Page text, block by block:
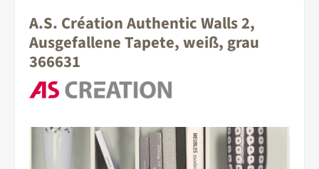
A.S. Création Authentic Walls 2,
Ausgefallene Tapete, weiß, grau
366631
Bildergalerie überspringen